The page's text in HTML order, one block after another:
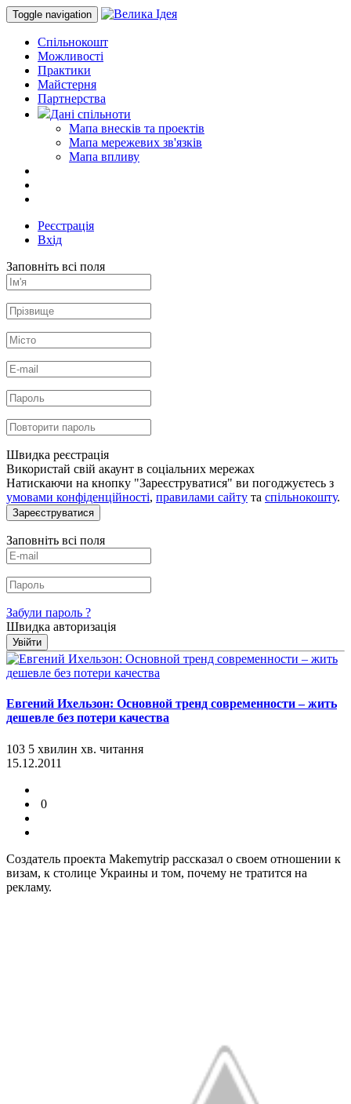
Toggle navigation
Спільнокошт
Можливості
Практики
Майстерня
Партнерства
Дані спільноти
Мапа внесків та проектів
Мапа мережевих зв'язків
Мапа впливу
Реєстрація
Вхід
Заповніть всі поля
Швидка реєстрація
Використай свій акаунт в соціальних мережах
Натискаючи на кнопку "Зареєструватися" ви погоджуєтесь з
умовами конфіденційності, правилами сайту та спільнокошту.
Зареєструватися
Заповніть всі поля
Забули пароль ?
Швидка авторизація
Увійти
Евгений Ихельзон: Основной тренд современности – жить
дешевле без потери качества
103 5 хвилин хв. читання
15.12.2011
0
Создатель проекта Makemytrip рассказал о своем отношении к
визам, к столице Украины и том, почему не тратится на
рекламу.